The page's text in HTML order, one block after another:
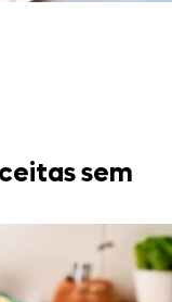
sem